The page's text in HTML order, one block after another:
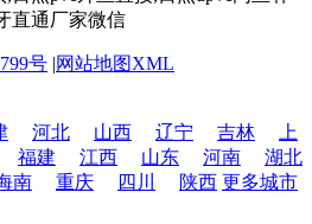
号 |网站地图XML
河北 山西 辽宁 吉林
上
福建 江西 山东 河南
湖北
南 重庆 四川 陕西 更多城市